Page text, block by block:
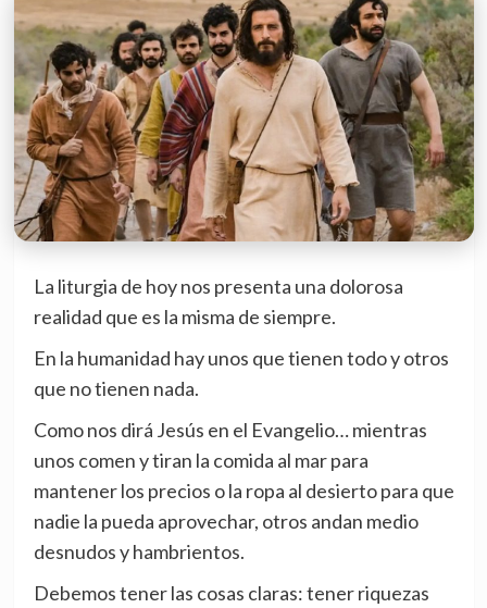
La liturgia de hoy nos presenta una dolorosa
realidad que es la misma de siempre.
En la humanidad hay unos que tienen todo y otros
que no tienen nada.
Como nos dirá Jesús en el Evangelio… mientras
unos comen y tiran la comida al mar para
mantener los precios o la ropa al desierto para que
nadie la pueda aprovechar, otros andan medio
desnudos y hambrientos.
Debemos tener las cosas claras: tener riquezas